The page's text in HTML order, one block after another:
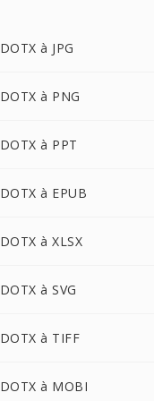
DOTX à JPG
DOTX à PNG
DOTX à PPT
DOTX à EPUB
DOTX à XLSX
DOTX à SVG
DOTX à TIFF
DOTX à MOBI